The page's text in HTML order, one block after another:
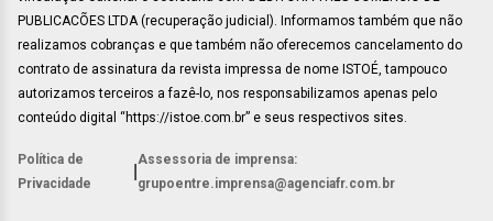
PUBLICACÕES LTDA (recuperação judicial). Informamos também que não
realizamos cobranças e que também não oferecemos cancelamento do
contrato de assinatura da revista impressa de nome ISTOÉ, tampouco
autorizamos terceiros a fazê-lo, nos responsabilizamos apenas pelo
conteúdo digital “https://istoe.com.br” e seus respectivos sites.
Política de
Privacidade
Assessoria de imprensa:
grupoentre.imprensa@agenciafr.com.br